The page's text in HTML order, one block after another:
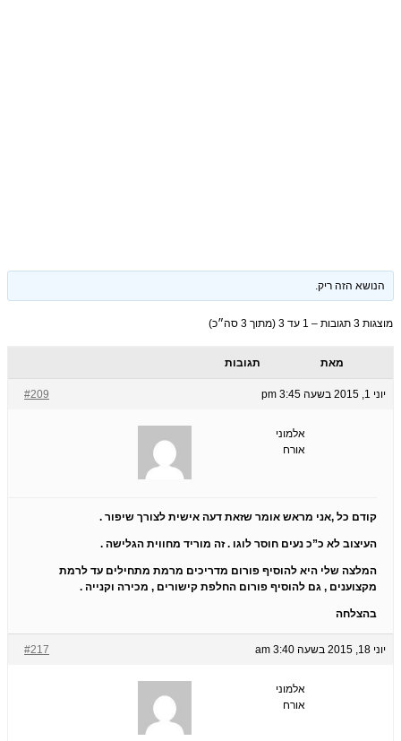
הנושא הזה ריק.
מוצגות 3 תגובות – 1 עד 3 (מתוך 3 סה״כ)
מאת תגובות
יוני 1, 2015 בשעה 3:45 pm #209
אלמוני
אורח
קודם כל ,אני מראש אומר שזאת דעה אישית לצורך שיפור .
העיצוב לא כ”כ נעים חוסר לוגו . זה מוריד מחווית הגלישה .
המלצה שלי היא להוסיף פורום מדריכים מרמת מתחילים עד לרמת
מקצוענים , גם להוסיף פורום החלפת קישורים , מכירה וקנייה .
בהצלחה
יוני 18, 2015 בשעה 3:40 am #217
אלמוני
אורח